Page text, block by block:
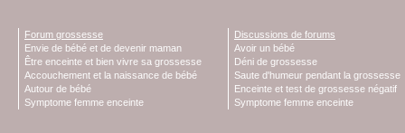
Forum grossesse
Envie de bébé et de devenir maman
Être enceinte et bien vivre sa grossesse
Accouchement et la naissance de bébé
Autour de bébé
Symptome femme enceinte
Discussions de forums
Avoir un bébé
Déni de grossesse
Saute d'humeur pendant la grossesse
Enceinte et test de grossesse négatif
Symptome femme enceinte